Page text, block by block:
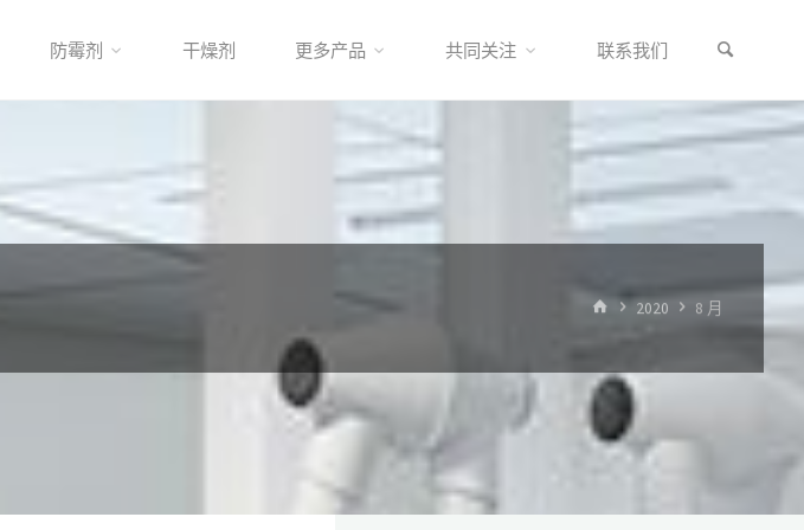
防霉剂 干燥剂 更多产品 共同关注 联系我们
首 2020 8 月